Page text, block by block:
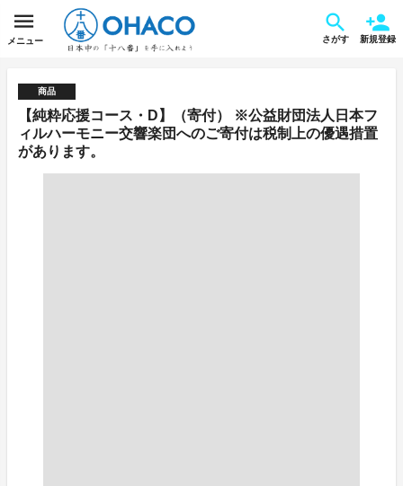
メニュー さがす 新規登録
商品
【純粋応援コース・D】（寄付） ※公益財団法人日本フ
ィルハーモニー交響楽団へのご寄付は税制上の優遇措置
があります。